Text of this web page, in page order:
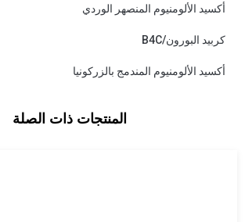
أكسيد الألومنيوم المنصهر الوردي
كربيد البورون/B4C
أكسيد الألومنيوم المندمج بالزركونيا
المنتجات ذات الصلة